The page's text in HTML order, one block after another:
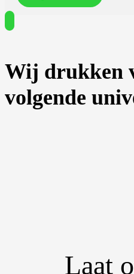
Wij drukken
volgende
Laat